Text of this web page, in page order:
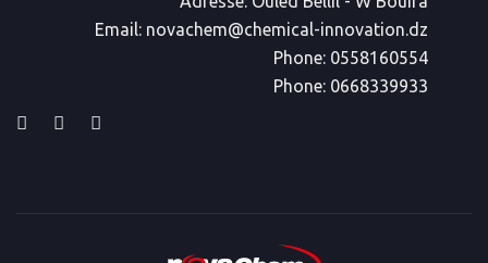
Email: novachem@chemical-innovation.dz
Phone: 0558160554
Phone: 0668339933